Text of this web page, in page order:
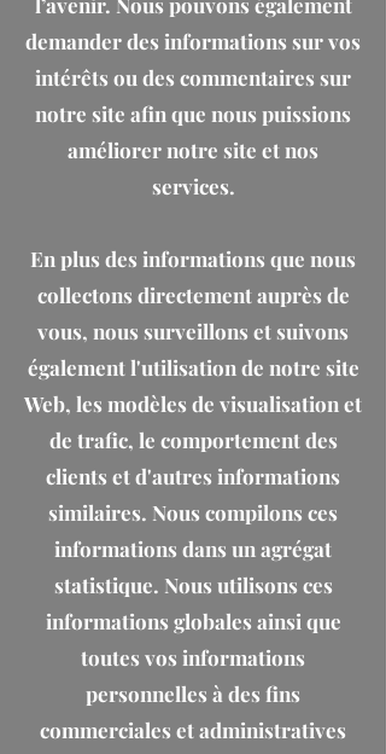
demander des informations sur vos
intérêts ou des commentaires sur
notre site afin que nous puissions
améliorer notre site et nos
services.
En plus des informations que nous
collectons directement auprès de
vous, nous surveillons et suivons
également l'utilisation de notre site
Web, les modèles de visualisation et
de trafic, le comportement des
clients et d'autres informations
similaires. Nous compilons ces
informations dans un agrégat
statistique. Nous utilisons ces
informations globales ainsi que
toutes vos informations
personnelles à des fins
commerciales et administratives